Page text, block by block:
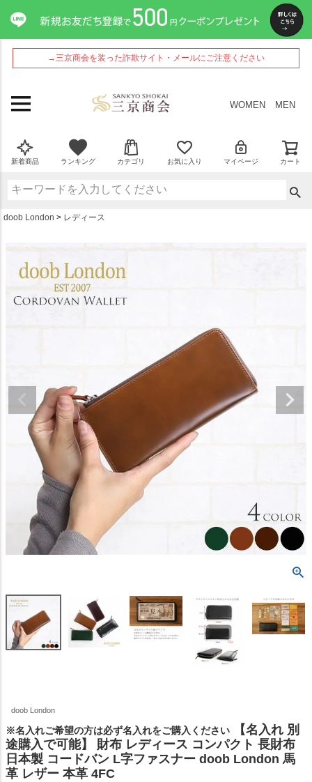
→三京商会を装った詐欺サイト・メールにご注意ください
WOMEN MEN
新着商品 ランキング カテゴリ お気に入り マイページ カート
doob London レディース
doob London
※名入れご希望の方は必ず名入れをご購入ください
【名入れ 別
途購入で可能】 財布 レディース コンパクト 長財布
日本製 コードバン L字ファスナー doob London 馬
革 レザー 本革 4FC
ペー
ジト
ップ
へ